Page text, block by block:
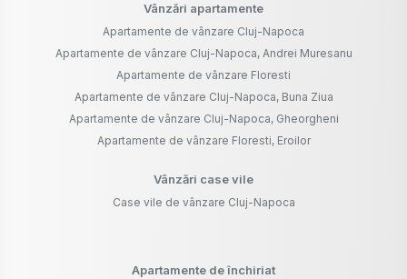
Vânzări apartamente
Apartamente de vânzare Cluj-Napoca
Apartamente de vânzare Cluj-Napoca, Andrei Muresanu
Apartamente de vânzare Floresti
Apartamente de vânzare Cluj-Napoca, Buna Ziua
Apartamente de vânzare Cluj-Napoca, Gheorgheni
Apartamente de vânzare Floresti, Eroilor
Vânzări case vile
Case vile de vânzare Cluj-Napoca
Apartamente de închiriat